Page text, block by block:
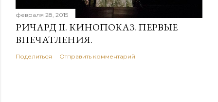
февраля 28, 2015
РИЧАРД II. КИНОПОКАЗ. ПЕРВЫЕ
ВПЕЧАТЛЕНИЯ.
Поделиться Отправить комментарий